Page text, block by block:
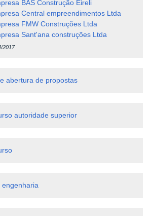
BAS Construção Eireli
Central empreendimentos Ltda
FMW Construções Ltda
Sant'ana construções Ltda
2017
abertura de propostas
autoridade superior
engenharia